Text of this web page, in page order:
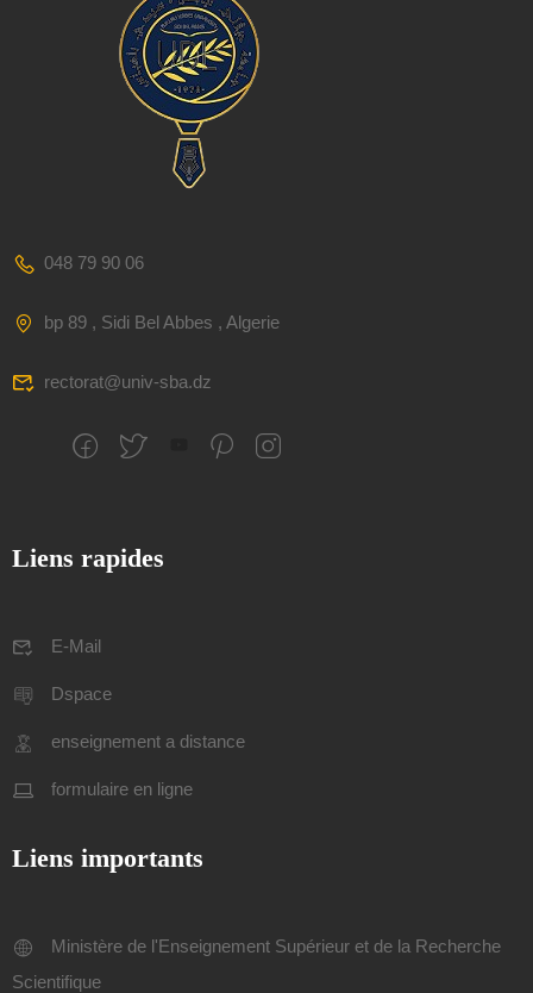
048 79 90 06
bp 89 , Sidi Bel Abbes , Algerie
rectorat@univ-sba.dz
Liens rapides
E-Mail
Dspace
enseignement a distance
formulaire en ligne
Liens importants
Ministère de l'Enseignement Supérieur et de la Recherche
Scientifique